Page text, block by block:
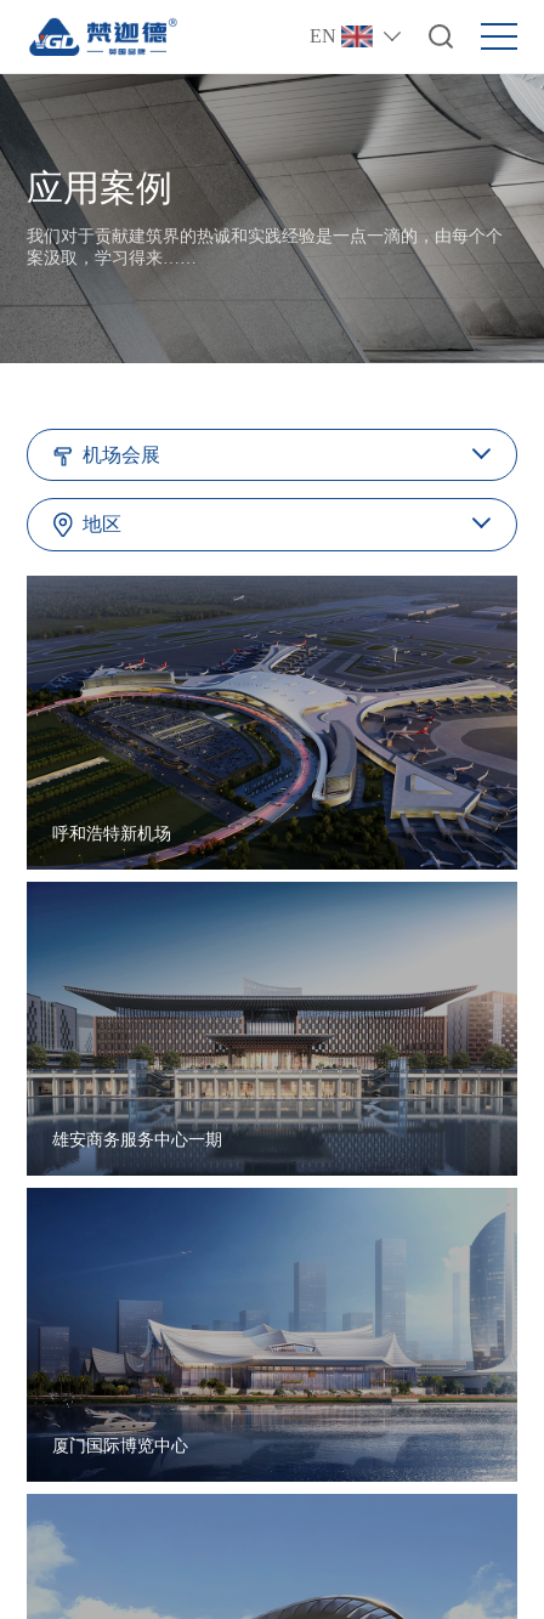
EN
应用案例
我们对于贡献建筑界的热诚和实践经验是一点一滴的，由每个个
案汲取，学习得来……
机场会展
地区
呼和浩特新机场
雄安商务服务中心一期
厦门国际博览中心